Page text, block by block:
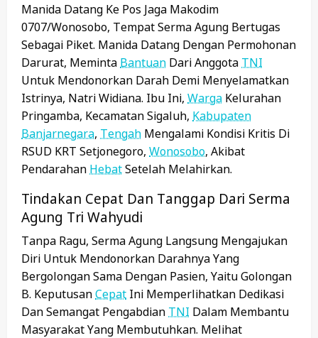
Manida Datang Ke Pos Jaga Makodim
0707/Wonosobo, Tempat Serma Agung Bertugas
Sebagai Piket. Manida Datang Dengan Permohonan
Darurat, Meminta Bantuan Dari Anggota TNI
Untuk Mendonorkan Darah Demi Menyelamatkan
Istrinya, Natri Widiana. Ibu Ini, Warga Kelurahan
Pringamba, Kecamatan Sigaluh, Kabupaten
Banjarnegara, Tengah Mengalami Kondisi Kritis Di
RSUD KRT Setjonegoro, Wonosobo, Akibat
Pendarahan HebatSetelah Melahirkan.
Tindakan Cepat Dan Tanggap Dari Serma
Agung Tri Wahyudi
Tanpa Ragu, Serma Agung Langsung Mengajukan
Diri Untuk Mendonorkan Darahnya Yang
Bergolongan Sama Dengan Pasien, Yaitu Golongan
B. KeputusanCepat Ini Memperlihatkan Dedikasi
Dan Semangat Pengabdian TNI Dalam Membantu
Masyarakat Yang Membutuhkan. Melihat